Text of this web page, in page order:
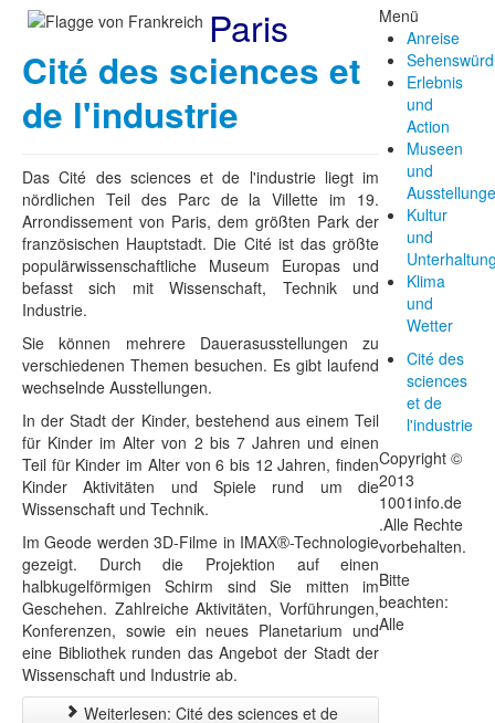
Paris
Cité des sciences et
de l'industrie
Das Cité des sciences et de l'industrie liegt im
nördlichen Teil des Parc de la Villette im 19.
Arrondissement von Paris, dem größten Park der
französischen Hauptstadt. Die Cité ist das größte
populärwissenschaftliche Museum Europas und
befasst sich mit Wissenschaft, Technik und
Industrie.
Sie können mehrere Dauerasusstellungen zu
verschiedenen Themen besuchen. Es gibt laufend
wechselnde Ausstellungen.
In der Stadt der Kinder, bestehend aus einem Teil
für Kinder im Alter von 2 bis 7 Jahren und einen
Teil für Kinder im Alter von 6 bis 12 Jahren, finden
Kinder Aktivitäten und Spiele rund um die
Wissenschaft und Technik.
Im Geode werden 3D-Filme in IMAX®-Technologie
gezeigt. Durch die Projektion auf einen
halbkugelförmigen Schirm sind Sie mitten im
Geschehen. Zahlreiche Aktivitäten, Vorführungen,
Konferenzen, sowie ein neues Planetarium und
eine Bibliothek runden das Angebot der Stadt der
Wissenschaft und Industrie ab.
Weiterlesen: Cité des sciences et de
Menü
Anreise
Erlebnis
und
Action
Museen
und
Kultur
und
Klima
und
Wetter
Cité des
sciences
et de
l'industrie
Copyright ©
2013
1001info.de
.Alle Rechte
vorbehalten.
Bitte
beachten:
Alle